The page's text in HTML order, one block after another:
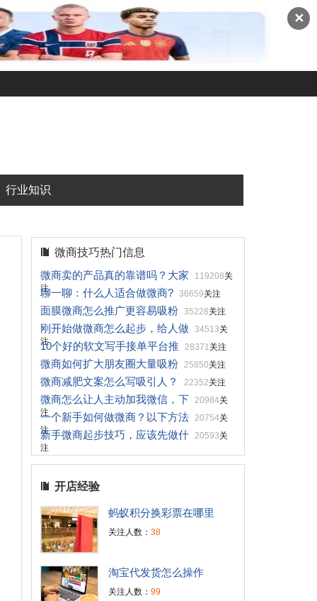
✕
行业知识
微商技巧热门信息
微商卖的产品真的靠谱吗？大家
119208关
注
聊一聊：什么人适合做微商? 36659关注
面膜微商怎么推广更容易吸粉 35228关注
刚开始做微商怎么起步，给人做 34513关
注
10个好的软文写手接单平台推 28371关注
微商如何扩大朋友圈大量吸粉 25850关注
微商减肥文案怎么写吸引人？ 22352关注
微商怎么让人主动加我微信，下 20984关
注
一个新手如何做微商？以下方法 20754关
注
新手微商起步技巧，应该先做什 20593关
注
开店经验
蚂蚁积分换彩票在哪里
关注人数： 38
淘宝代发货怎么操作
关注人数： 99